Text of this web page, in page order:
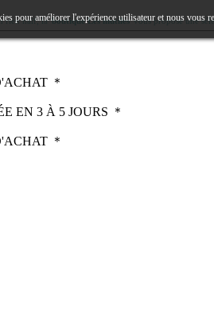
rien naïf, laboutique Les inutilesvous propose une
＊
EN 3 À 5 JOURS ＊
＊
pour améliorer l'expérience utilisateur et nous